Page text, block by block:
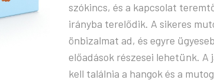
szókincs, és a kapcsolat
irányba terelődik. A sikeres
önbizalmat ad, és egyre
előadások részesei lehetünk. A
kell találnia a hangok és a